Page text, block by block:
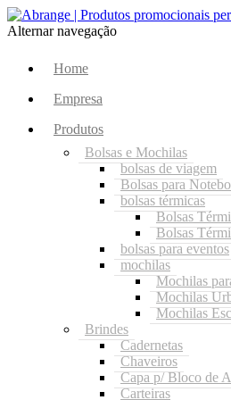
Alternar navegação
Home
Empresa
Produtos
Bolsas e Mochilas
bolsas de viagem
Bolsas para
bolsas térmicas
Bolsas
Bolsas
bolsas para eventos
mochilas
Mochilas
Mochilas
Mochilas
Brindes
Cadernetas
Chaveiros
Capa p/ Bloco de
Carteiras